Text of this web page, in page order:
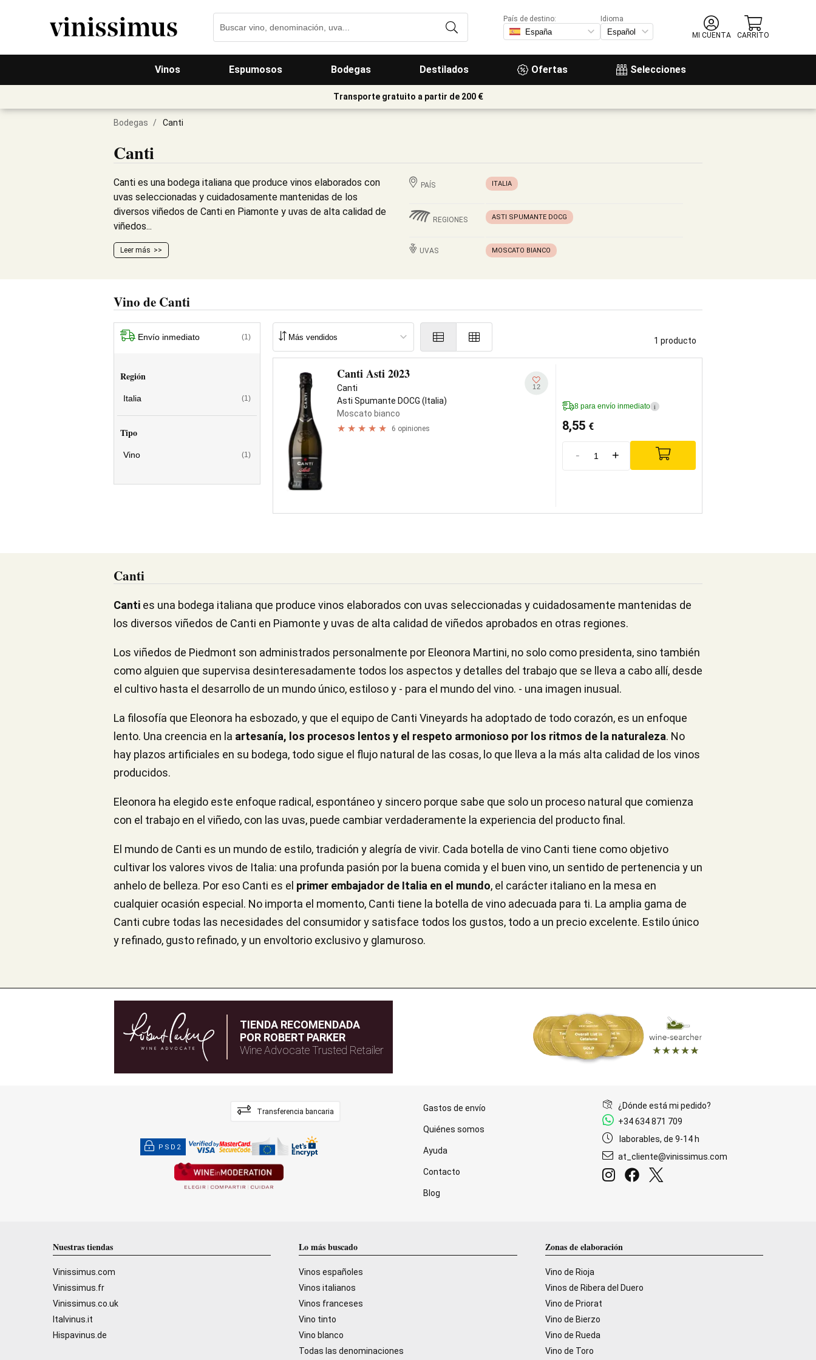
Vinos Espumosos Bodegas Destilados Ofertas Selecciones
País de destino:
Idioma
MI CUENTA
CARRITO
Transporte gratuito a partir de 200 €
Bodegas / Canti
Canti
Canti es una bodega italiana que produce vinos elaborados con
uvas seleccionadas y cuidadosamente mantenidas de los
diversos viñedos de Canti en Piamonte y uvas de alta calidad de
viñedos...
Leer más
PAÍS ITALIA
REGIONES ASTI SPUMANTE DOCG
UVAS MOSCATO BIANCO
Vino de Canti
Envío inmediato (1)
Región
Italia (1)
Tipo
Vino (1)
1 producto
Canti Asti 2023
Canti
Asti Spumante DOCG (Italia)
Moscato bianco
6 opiniones
12
8 para envío inmediato i
8,55 €
- +
Canti
Canti es una bodega italiana que produce vinos elaborados con uvas seleccionadas y cuidadosamente mantenidas de
los diversos viñedos de Canti en Piamonte y uvas de alta calidad de viñedos aprobados en otras regiones.
Los viñedos de Piedmont son administrados personalmente por Eleonora Martini, no solo como presidenta, sino también
como alguien que supervisa desinteresadamente todos los aspectos y detalles del trabajo que se lleva a cabo allí, desde
el cultivo hasta el desarrollo de un mundo único, estiloso y - para el mundo del vino. - una imagen inusual.
La filosofía que Eleonora ha esbozado, y que el equipo de Canti Vineyards ha adoptado de todo corazón, es un enfoque
lento. Una creencia en la artesanía, los procesos lentos y el respeto armonioso por los ritmos de la naturaleza. No
hay plazos artificiales en su bodega, todo sigue el flujo natural de las cosas, lo que lleva a la más alta calidad de los vinos
producidos.
Eleonora ha elegido este enfoque radical, espontáneo y sincero porque sabe que solo un proceso natural que comienza
con el trabajo en el viñedo, con las uvas, puede cambiar verdaderamente la experiencia del producto final.
El mundo de Canti es un mundo de estilo, tradición y alegría de vivir. Cada botella de vino Canti tiene como objetivo
cultivar los valores vivos de Italia: una profunda pasión por la buena comida y el buen vino, un sentido de pertenencia y un
anhelo de belleza. Por eso Canti es el primer embajador de Italia en el mundo, el carácter italiano en la mesa en
cualquier ocasión especial. No importa el momento, Canti tiene la botella de vino adecuada para ti. La amplia gama de
Canti cubre todas las necesidades del consumidor y satisface todos los gustos, todo a un precio excelente. Estilo único
y refinado, gusto refinado, y un envoltorio exclusivo y glamuroso.
TIENDA RECOMENDADA
POR ROBERT PARKER
Wine Advocate Trusted Retailer
Transferencia bancaria
PSD2
Gastos de envío
Quiénes somos
Ayuda
Contacto
Blog
¿Dónde está mi pedido?
+34 634 871 709
laborables, de 9-14 h
at_cliente@vinissimus.com
Nuestras tiendas
Vinissimus.com
Vinissimus.fr
Vinissimus.co.uk
Italvinus.it
Hispavinus.de
Lo más buscado
Vinos españoles
Vinos italianos
Vinos franceses
Vino tinto
Vino blanco
Todas las denominaciones
Zonas de elaboración
Vino de Rioja
Vinos de Ribera del Duero
Vino de Priorat
Vino de Bierzo
Vino de Rueda
Vino de Toro